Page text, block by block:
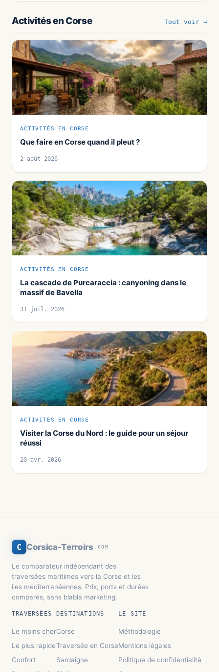
Activités en Corse Tout voir →
ACTIVITÉS EN CORSE
Que faire en Corse quand il pleut ?
2 août 2026
ACTIVITÉS EN CORSE
La cascade de Purcaraccia : canyoning dans le
massif de Bavella
31 juil. 2026
ACTIVITÉS EN CORSE
Visiter la Corse du Nord : le guide pour un séjour
réussi
20 avr. 2026
C Corsica-Terroirs .COM
Le comparateur indépendant des
traversées maritimes vers la Corse et les
îles méditerranéennes. Prix, ports et durées
comparés, sans blabla marketing.
TRAVERSÉES
Le moins cher
Le plus rapide
Confort
DESTINATIONS
Corse
Traversée en Corse
Sardaigne
LE SITE
Méthodologie
Mentions légales
Politique de confidentialité